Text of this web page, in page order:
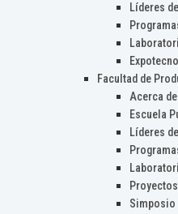
Líderes
Facultad de
Acerca
Escuela
Líderes
Simposio